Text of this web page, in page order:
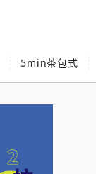
5min茶包式